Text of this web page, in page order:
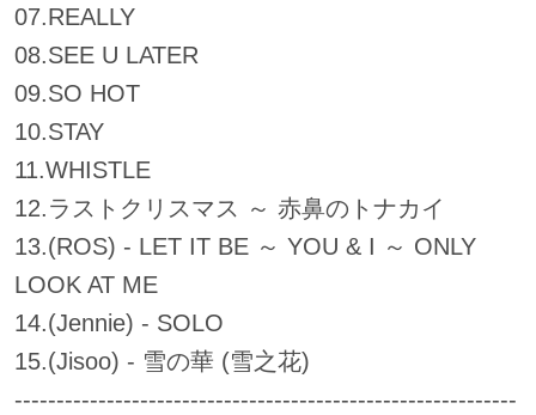
07.REALLY
08.SEE U LATER
09.SO HOT
10.STAY
11.WHISTLE
12.ラストクリスマス ～ 赤鼻のトナカイ
13.(ROS) - LET IT BE ～ YOU & I ～ ONLY
LOOK AT ME
14.(Jennie) - SOLO
15.(Jisoo) - 雪の華 (雪之花)
------------------------------------------------------------